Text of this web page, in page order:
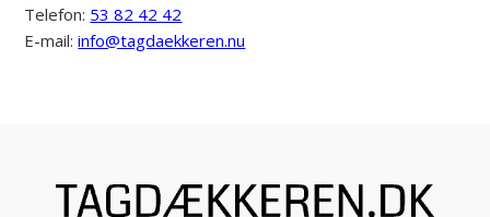
Telefon: 53 82 42 42
E-mail:info@tagdaekkeren.nu